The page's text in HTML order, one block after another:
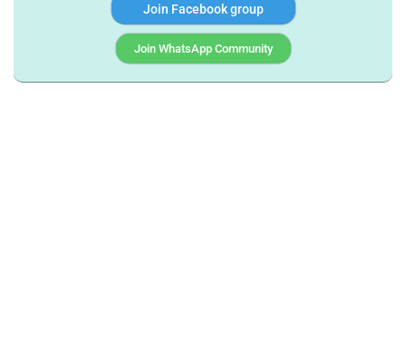
Join Facebook group
Join WhatsApp Community